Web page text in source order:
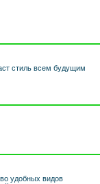
стиль всем будущим
удобных видов